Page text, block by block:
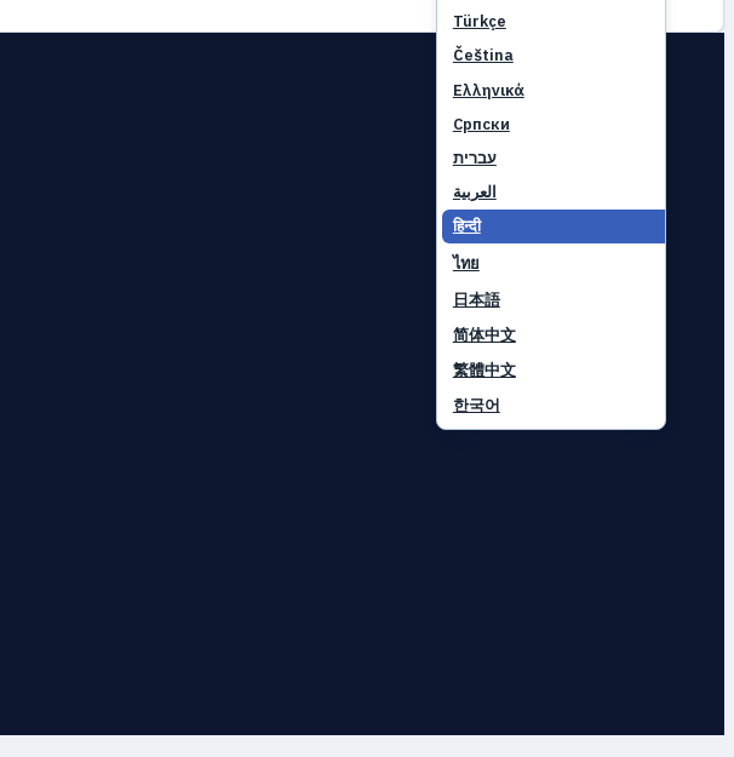
Türkçe
Čeština
Ελληνικά
Српски
עברית
العربية
हिन्दी
ไทย
日本語
简体中文
繁體中文
한국어